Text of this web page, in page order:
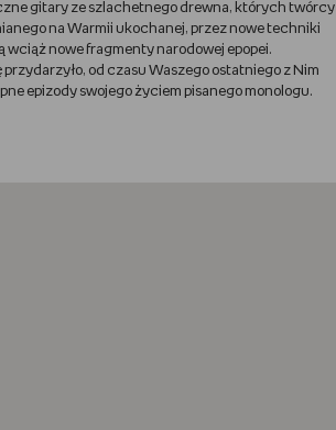
gitary ze szlachetnego drewna, których twórcy
na Warmii ukochanej, przez nowe techniki
wciąż nowe fragmenty narodowej epopei.
od czasu Waszego ostatniego z Nim
epizody swojego życiem pisanego monologu.